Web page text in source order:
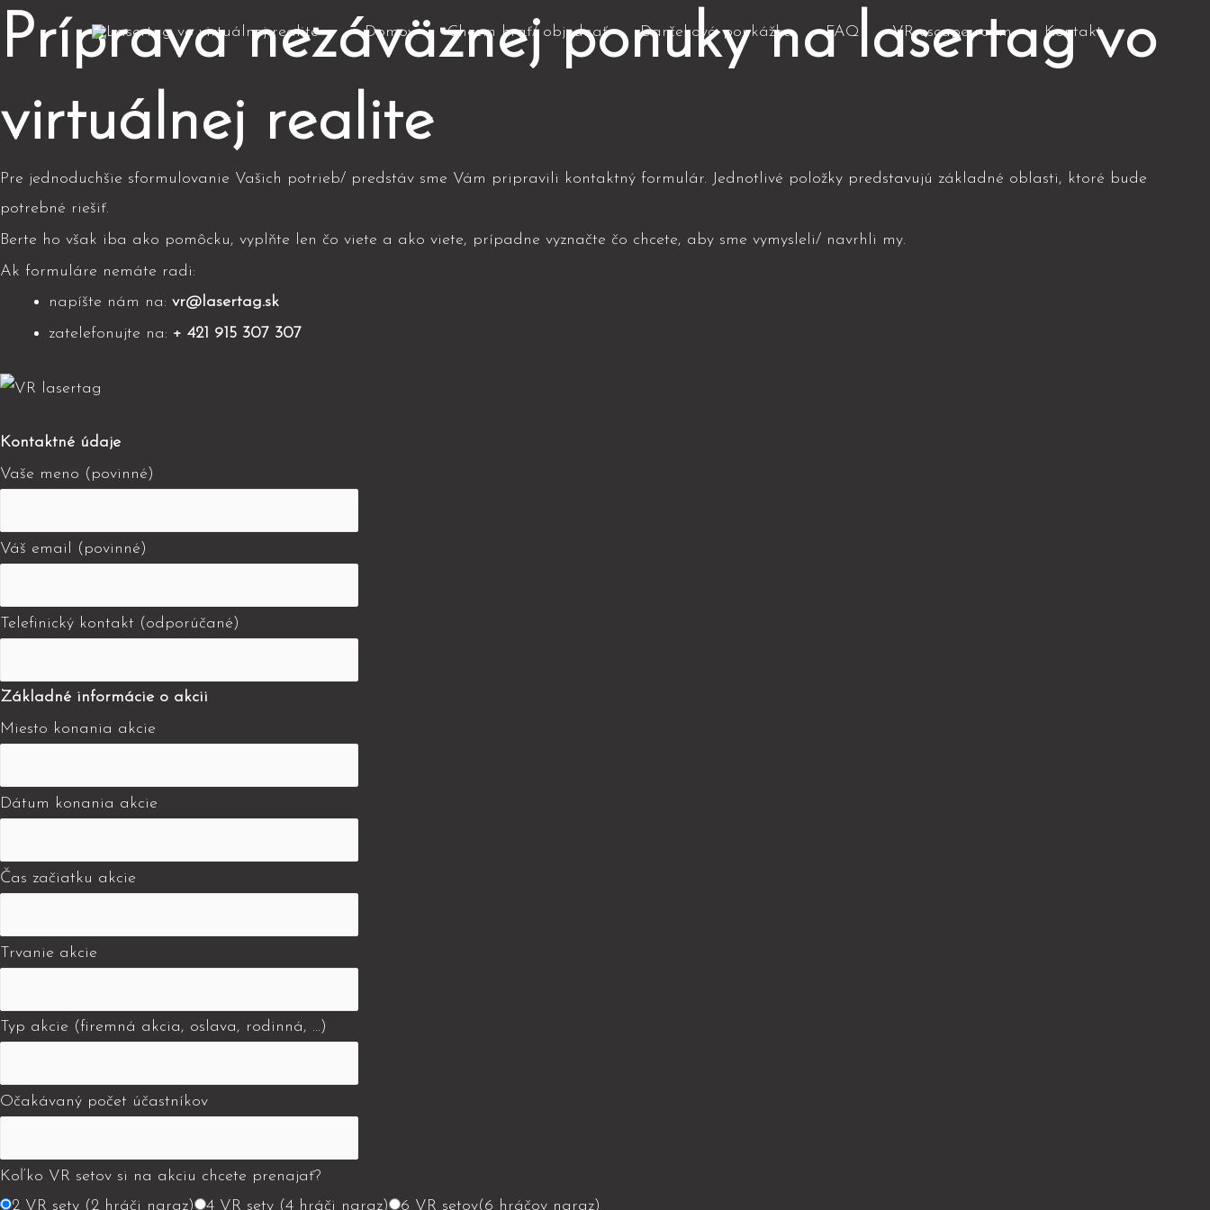
Domov Chcem hrať/ objednať Darčeková poukážka FAQ VR escape room Kontakt
Príprava nezáväznej ponuky na lasertag vo
virtuálnej realite
Pre jednoduchšie sformulovanie Vašich potrieb/ predstáv sme Vám pripravili kontaktný formulár. Jednotlivé položky predstavujú základné oblasti, ktoré bude
potrebné riešiť.
Berte ho však iba ako pomôcku, vyplňte len čo viete a ako viete, prípadne vyznačte čo chcete, aby sme vymysleli/ navrhli my.
Ak formuláre nemáte radi:
napíšte nám na: vr@lasertag.sk
zatelefonujte na: + 421 915 307 307
Kontaktné údaje
Vaše meno (povinné)
Váš email (povinné)
Telefinický kontakt (odporúčané)
Základné informácie o akcii
Miesto konania akcie
Dátum konania akcie
Čas začiatku akcie
Trvanie akcie
Typ akcie (firemná akcia, oslava, rodinná, ...)
Očakávaný počet účastníkov
Koľko VR setov si na akciu chcete prenajať?
2 VR sety (2 hráči naraz)
4 VR sety (4 hráči naraz)
6 VR setov(6 hráčov naraz)